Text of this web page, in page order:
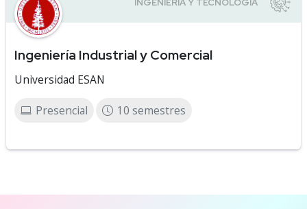
Ingeniería Industrial y Comercial
Universidad ESAN
Presencial 10 semestres